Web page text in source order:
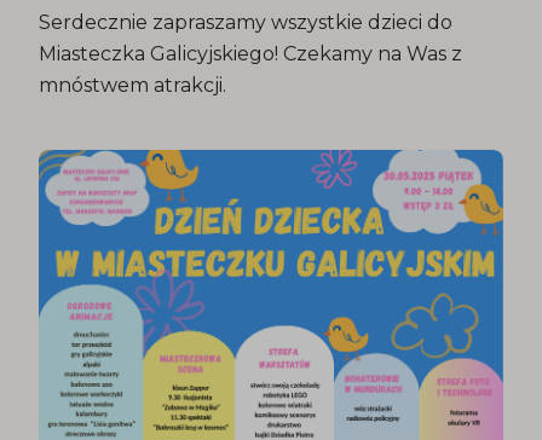
Serdecznie zapraszamy wszystkie dzieci do
Miasteczka Galicyjskiego! Czekamy na Was z
mnóstwem atrakcji.